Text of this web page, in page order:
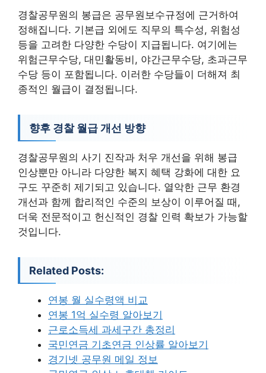
경찰공무원의 봉급은 공무원보수규정에 근거하여
정해집니다. 기본급 외에도 직무의 특수성, 위험성
등을 고려한 다양한 수당이 지급됩니다. 여기에는
위험근무수당, 대민활동비, 야간근무수당, 초과근무
수당 등이 포함됩니다. 이러한 수당들이 더해져 최
종적인 월급이 결정됩니다.
향후 경찰 월급 개선 방향
경찰공무원의 사기 진작과 처우 개선을 위해 봉급
인상뿐만 아니라 다양한 복지 혜택 강화에 대한 요
구도 꾸준히 제기되고 있습니다. 열악한 근무 환경
개선과 함께 합리적인 수준의 보상이 이루어질 때,
더욱 전문적이고 헌신적인 경찰 인력 확보가 가능할
것입니다.
Related Posts:
연봉 월 실수령액 비교
연봉 1억 실수령 알아보기
근로소득세 과세구간 총정리
국민연금 기초연금 인상률 알아보기
경기넷 공무원 메일 정보